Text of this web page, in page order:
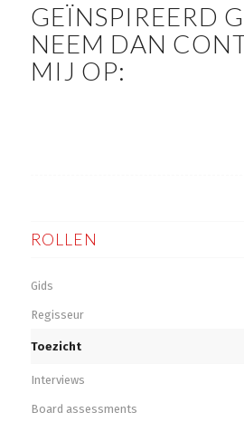
GEÏNSPIREERD
NEEM DAN
MIJ OP:
ROLLEN
Gids
Regisseur
Toezicht
Interviews
Board assessments